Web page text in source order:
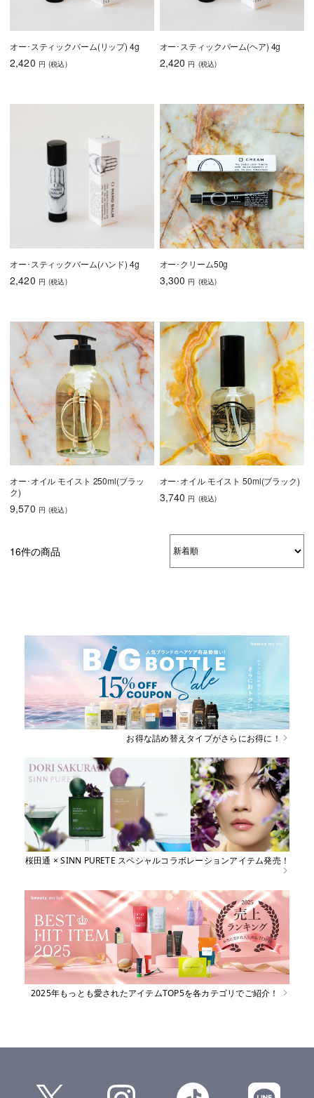
オー･スティックバーム(リップ) 4g
2,420 円 (税込)
オー･スティックバーム(ヘア) 4g
2,420 円 (税込)
オー･スティックバーム(ハンド) 4g
2,420 円 (税込)
オー･クリーム50g
3,300 円 (税込)
オー･オイル モイスト 250ml(ブラッ
ク)
9,570 円 (税込)
オー･オイル モイスト 50ml(ブラック)
3,740 円 (税込)
16件の商品
お得な詰め替えタイプがさらにお得に！
桜田通 × SINN PURETE スペシャルコラボレーションアイテム発売！
2025年もっとも愛されたアイテムTOP5を各カテゴリでご紹介！